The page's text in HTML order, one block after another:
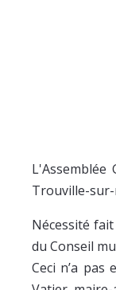
Trouville-sur-
Nécessité
du Conseil
Ceci n’a